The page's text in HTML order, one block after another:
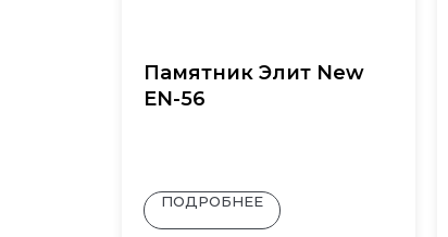
Памятник Элит New
EN-56
ПОДРОБНЕЕ